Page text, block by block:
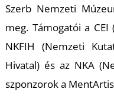
Szerb Nemzeti
meg. Támogatói a
NKFIH (Nemzeti
Hivatal) és az NKA
szponzorok a